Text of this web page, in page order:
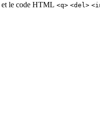
et le code HTML <q> <del>